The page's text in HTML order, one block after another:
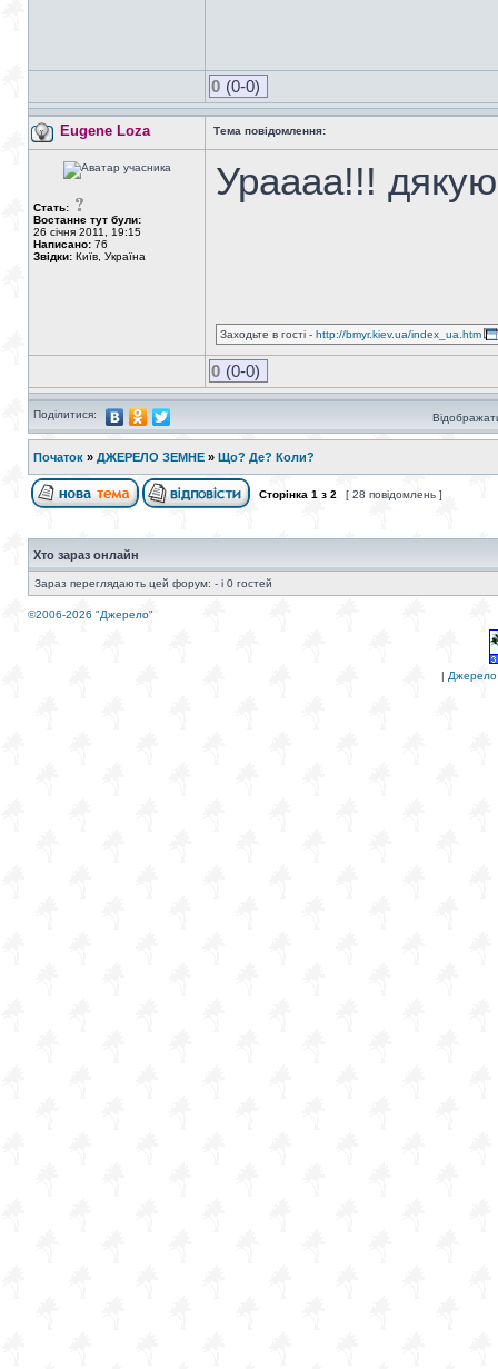
0 (0-0)
Eugene Loza Тема повідомлення:
Стать:
Востаннє тут були:
26 січня 2011, 19:15
Написано: 76
Звідки: Київ, Україна
Ураааа!!!
Заходьте в гості - http://bmyr.kiev.ua/index_ua.htm
0 (0-0)
Поділитися:
Початок » ДЖЕРЕЛО ЗЕМНЕ » Що? Де? Коли?
Сторінка 1 з 2 [ 28 повідомлень ]
Хто зараз онлайн
Зараз переглядають цей форум: - і 0 гостей
©2006-2026 "Джерело"
| Джерело